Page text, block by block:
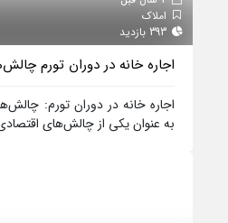
املاک
اجاره خانه در دوران تورم
اجاره خانه در دوران تورم:
به عنوان یکی از چالش‌های